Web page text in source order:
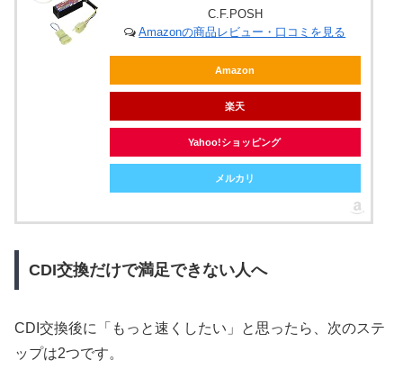
C.F.POSH
Amazonの商品レビュー・口コミを見る
Amazon
楽天
Yahoo!ショッピング
メルカリ
CDI交換だけで満足できない人へ
CDI交換後に「もっと速くしたい」と思ったら、次のステ
ップは2つです。